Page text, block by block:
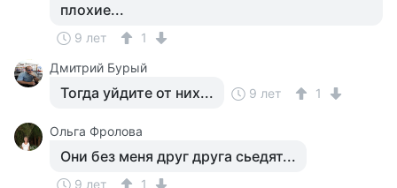
плохие...
9 лет
1
Дмитрий Бурый
Тогда уйдите от них... 9 лет 1
Ольга Фролова
Они без меня друг друга сьедят...
9 лет
1